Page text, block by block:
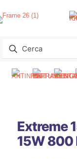
Extreme
15W 800